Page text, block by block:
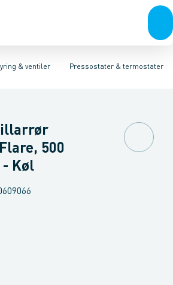
& ventiler Fordampere
Pressostater & termostater
Sensorer & transmitterer
pressostater Termostater
500
- Køl